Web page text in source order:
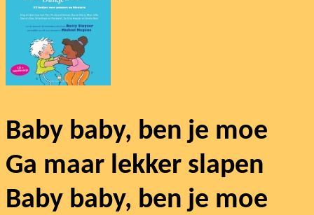
Baby baby, ben je moe
Ga maar lekker slapen
Baby baby, ben je moe